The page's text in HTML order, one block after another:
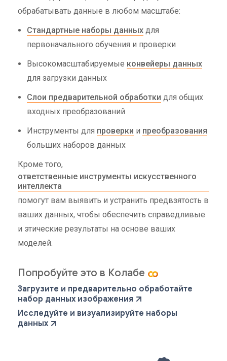
обрабатывать данные в любом масштабе:
Стандартные наборы данных для
первоначального обучения и проверки
Высокомасштабируемые конвейеры данных
для загрузки данных
Слои предварительной обработки для общих
входных преобразований
Инструменты для проверки и преобразования
больших наборов данных
Кроме того,
ответственные инструменты искусственного
интеллекта
помогут вам выявить и устранить предвзятость в
ваших данных, чтобы обеспечить справедливые
и этические результаты на основе ваших
моделей.
Попробуйте это в Колабе
Загрузите и предварительно обработайте
набор данных изображения
Исследуйте и визуализируйте наборы
данных